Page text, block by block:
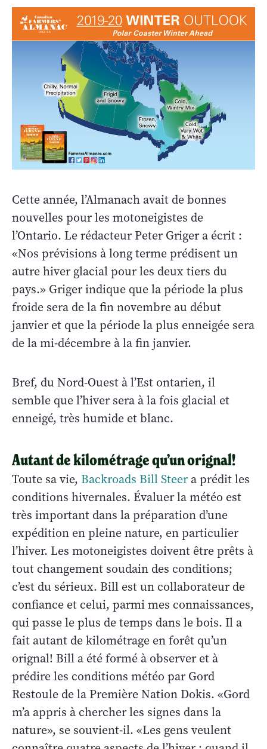
Cette année, l’Almanach avait de bonnes
nouvelles pour les motoneigistes de
l’Ontario. Le rédacteur Peter Griger a écrit :
«Nos prévisions à long terme prédisent un
autre hiver glacial pour les deux tiers du
pays.» Griger indique que la période la plus
froide sera de la fin novembre au début
janvier et que la période la plus enneigée sera
de la mi-décembre à la fin janvier.
Bref, du Nord-Ouest à l’Est ontarien, il
semble que l’hiver sera à la fois glacial et
enneigé, très humide et blanc.
Autant de kilométrage qu’un orignal!
Toute sa vie, Backroads Bill Steera prédit les
conditions hivernales. Évaluer la météo est
très important dans la préparation d’une
expédition en pleine nature, en particulier
l’hiver. Les motoneigistes doivent être prêts à
tout changement soudain des conditions;
c’est du sérieux. Bill est un collaborateur de
confiance et celui, parmi mes connaissances,
qui passe le plus de temps dans le bois. Il a
fait autant de kilométrage en forêt qu’un
orignal! Bill a été formé à observer et à
prédire les conditions météo par Gord
Restoule de la Première Nation Dokis. «Gord
m’a appris à chercher les signes dans la
nature», se souvient-il. «Les gens veulent